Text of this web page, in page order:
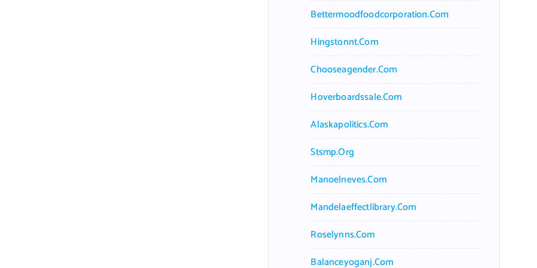
Bettermoodfoodcorporation.com
Hingstonnt.com
Chooseagender.com
Hoverboardssale.com
Alaskapolitics.com
Stsmp.org
Manoelneves.com
Mandelaeffectlibrary.com
Roselynns.com
Balanceyoganj.com